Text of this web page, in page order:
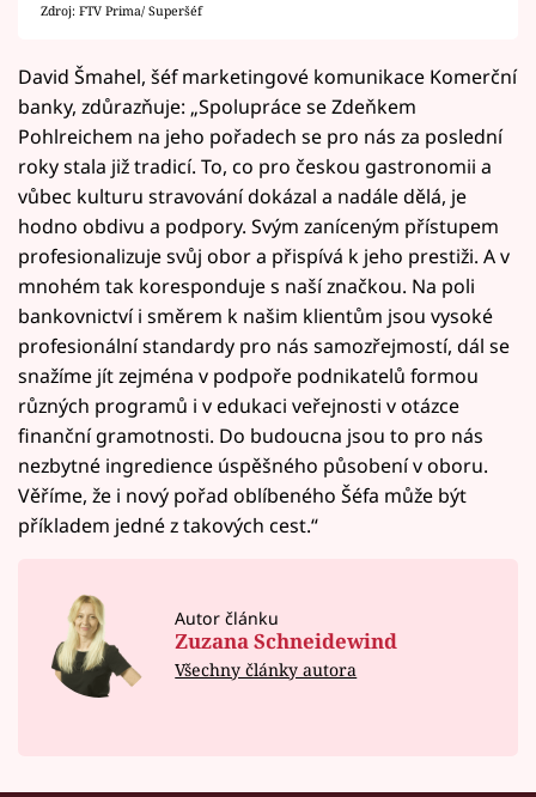
Zdroj: FTV Prima/ Superšéf
David Šmahel, šéf marketingové komunikace Komerční
banky, zdůrazňuje: „Spolupráce se Zdeňkem
Pohlreichem na jeho pořadech se pro nás za poslední
roky stala již tradicí. To, co pro českou gastronomii a
vůbec kulturu stravování dokázal a nadále dělá, je
hodno obdivu a podpory. Svým zaníceným přístupem
profesionalizuje svůj obor a přispívá k jeho prestiži. A v
mnohém tak koresponduje s naší značkou. Na poli
bankovnictví i směrem k našim klientům jsou vysoké
profesionální standardy pro nás samozřejmostí, dál se
snažíme jít zejména v podpoře podnikatelů formou
různých programů i v edukaci veřejnosti v otázce
finanční gramotnosti. Do budoucna jsou to pro nás
nezbytné ingredience úspěšného působení v oboru.
Věříme, že i nový pořad oblíbeného Šéfa může být
příkladem jedné z takových cest.“
Autor článku
Zuzana Schneidewind
Všechny články autora